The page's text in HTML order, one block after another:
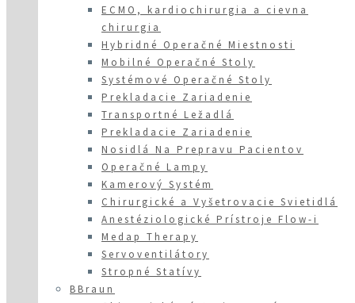
ECMO, kardiochirurgia a cievna
chirurgia
Hybridné Operačné Miestnosti
Mobilné Operačné Stoly
Systémové Operačné Stoly
Prekladacie Zariadenie
Transportné Ležadlá
Prekladacie Zariadenie
Nosidlá Na Prepravu Pacientov
Operačné Lampy
Kamerový Systém
Chirurgické a Vyšetrovacie Svietidlá
Anestéziologické Prístroje Flow-i
Medap Therapy
Servoventilátory
Stropné Statívy
BBraun